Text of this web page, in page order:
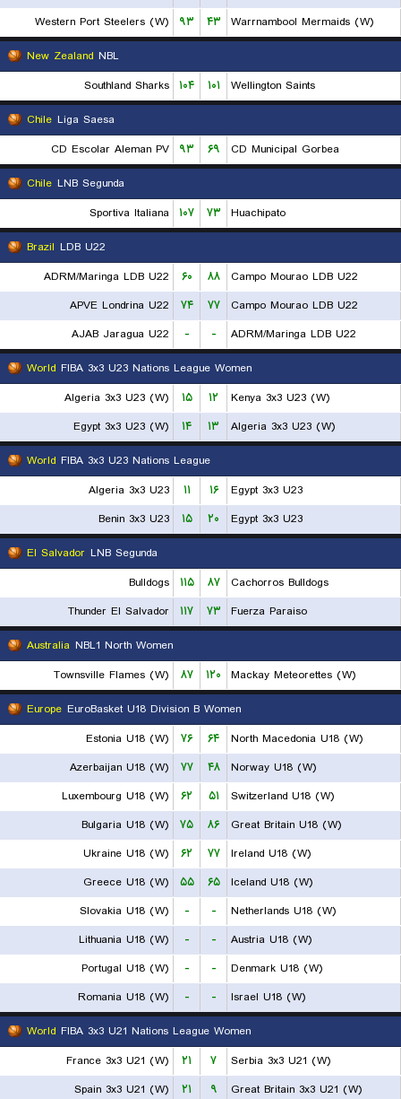
Western Port Steelers (W)
۹۳ ۴۳
Warrnambool Mermaids (W)
New Zealand NBL
Southland Sharks ۱۰۴ ۱۰۱
Wellington Saints
Chile Liga Saesa
CD Escolar Aleman PV
۹۳ ۶۹
CD Municipal Gorbea
Chile LNB Segunda
Sportiva Italiana ۱۰۷ ۷۳
Huachipato
Brazil LDB U22
ADRM/Maringa LDB U22
۶۰ ۸۸
Campo Mourao LDB U22
APVE Londrina U22
۷۴ ۷۷
Campo Mourao LDB U22
AJAB Jaragua U22
- -
ADRM/Maringa LDB U22
World FIBA 3x3 U23 Nations League Women
Algeria 3x3 U23 (W)
۱۵ ۱۲
Kenya 3x3 U23 (W)
Egypt 3x3 U23 (W)
۱۴ ۱۳
Algeria 3x3 U23 (W)
World FIBA 3x3 U23 Nations League
Algeria 3x3 U23
۱۱ ۱۶
Egypt 3x3 U23
Benin 3x3 U23
۱۵ ۲۰
Egypt 3x3 U23
El Salvador LNB Segunda
Bulldogs
۱۱۵ ۸۷
Cachorros Bulldogs
Thunder El Salvador
۱۱۷ ۷۳
Fuerza Paraiso
Australia NBL1 North Women
Townsville Flames (W)
۸۷ ۱۲۰
Mackay Meteorettes (W)
Europe EuroBasket U18 Division B Women
Estonia U18 (W)
۷۶ ۶۴
North Macedonia U18 (W)
Azerbaijan U18 (W)
۷۷ ۴۸
Norway U18 (W)
Luxembourg U18 (W)
۶۲ ۵۱
Switzerland U18 (W)
Bulgaria U18 (W)
۷۵ ۸۶
Great Britain U18 (W)
Ukraine U18 (W)
۶۲ ۷۷
Ireland U18 (W)
Greece U18 (W)
۵۵ ۶۵
Iceland U18 (W)
Slovakia U18 (W)
- -
Netherlands U18 (W)
Lithuania U18 (W)
- -
Austria U18 (W)
Portugal U18 (W)
- -
Denmark U18 (W)
Romania U18 (W)
- -
Israel U18 (W)
World FIBA 3x3 U21 Nations League Women
France 3x3 U21 (W)
۲۱ ۷
Serbia 3x3 U21 (W)
Spain 3x3 U21 (W)
۲۱ ۹
Great Britain 3x3 U21 (W)